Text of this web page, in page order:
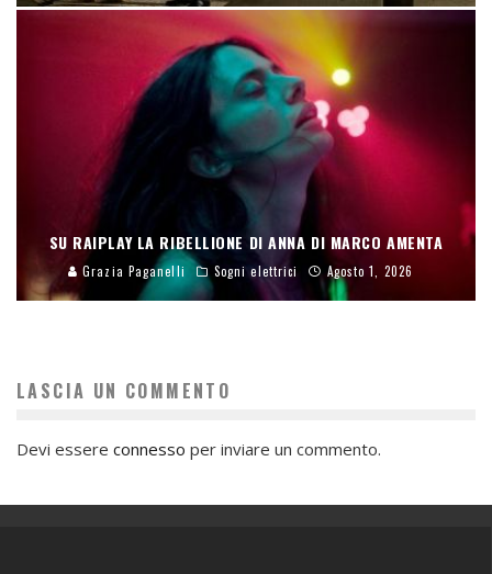
SU RAIPLAY LA RIBELLIONE DI ANNA DI MARCO AMENTA
Grazia Paganelli Sogni elettrici Agosto 1, 2026
LASCIA UN COMMENTO
Devi essere connesso per inviare un commento.